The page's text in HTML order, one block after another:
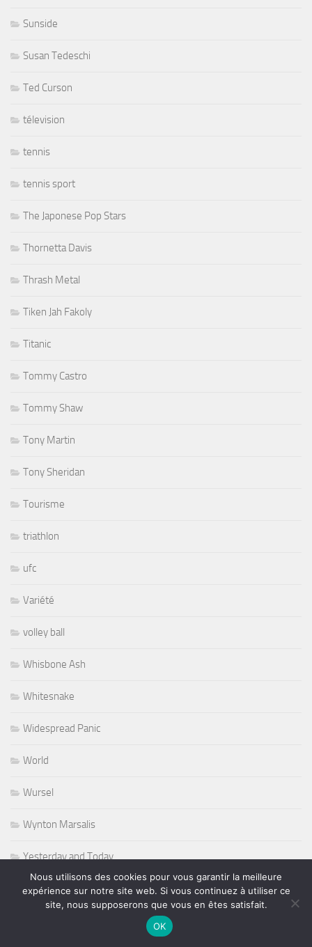
Sunside
Susan Tedeschi
Ted Curson
télevision
tennis
tennis sport
The Japonese Pop Stars
Thornetta Davis
Thrash Metal
Tiken Jah Fakoly
Titanic
Tommy Castro
Tommy Shaw
Tony Martin
Tony Sheridan
Tourisme
triathlon
ufc
Variété
volley ball
Whisbone Ash
Whitesnake
Widespread Panic
World
Wursel
Wynton Marsalis
Yesterday and Today
Nous utilisons des cookies pour vous garantir la meilleure
expérience sur notre site web. Si vous continuez à utiliser ce
site, nous supposerons que vous en êtes satisfait.
OK